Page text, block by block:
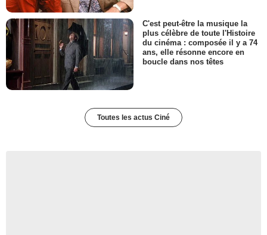
C'est peut-être la musique la
plus célèbre de toute l'Histoire
du cinéma : composée il y a 74
ans, elle résonne encore en
boucle dans nos têtes
Toutes les actus Ciné